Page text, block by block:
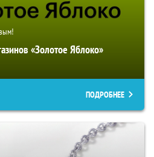
«Золотое Яблоко»
ПОДРОБНЕЕ